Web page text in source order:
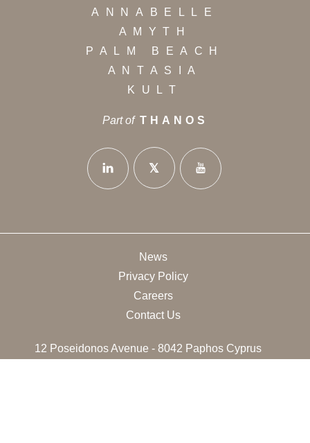
ANNABELLE
AMYTH
PALM BEACH
ANTASIA
KULT
Part of THANOS
News
Privacy Policy
Careers
Contact Us
12 Poseidonos Avenue - 8042 Paphos Cyprus